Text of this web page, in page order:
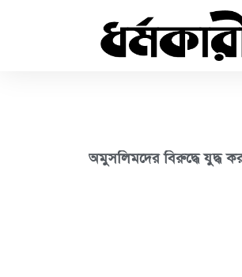
অমুসলিমদের বিরুদ্ধে যুদ্ধ